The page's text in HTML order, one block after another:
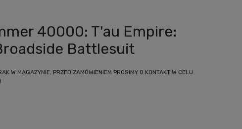
40000: T'au Empire:
Battlesuit
W MAGAZYNIE, PRZED ZAMÓWIENIEM PROSIMY O KONTAKT W CELU